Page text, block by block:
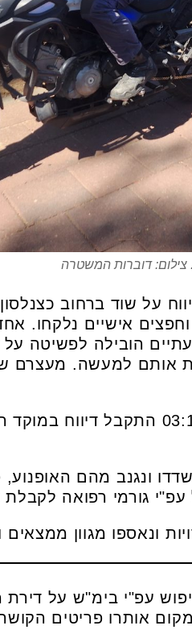
דוברות המשטרה
11 באפריל התקבל דיווח על שוד
וחפצים אישיים נלקחו.
הובילה לפשיטה על
מדוברות המשטרה נמסר: "בתאריך 11/4/25
למקום איתרו שני קטינים, בני 17, שנשדדו
גורמי רפואה לקבלת
ונאספו מגוון ממצאים
אותרו פריטים